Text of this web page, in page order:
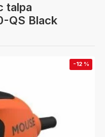
talpa
QS Black
-12 %